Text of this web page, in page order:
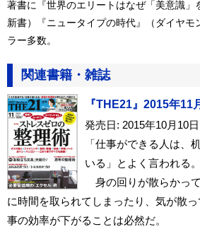
著書に『世界のエリートはなぜ「美意識」
新書）『ニュータイプの時代』（ダイヤモ
ラー多数。
関連書籍・雑誌
『THE21』2015年11
発売日: 2015年10月10日
「仕事ができる人は、
いる」とよく言われる。
身の回りが散らかっ
に時間を取られてしまったり、気が散
事の効率が下がることは必然だ。